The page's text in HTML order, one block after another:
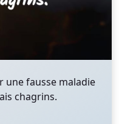
une fausse maladie
chagrins.